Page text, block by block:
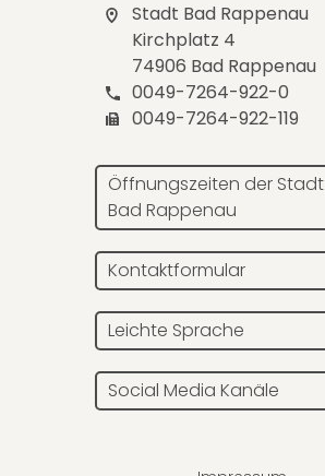
Stadt Bad Rappenau
Kirchplatz 4
74906 Bad Rappenau
0049-7264-922-0
0049-7264-922-119
Öffnungszeiten der Stadt
Bad Rappenau
Kontaktformular
Leichte Sprache
Social Media Kanäle